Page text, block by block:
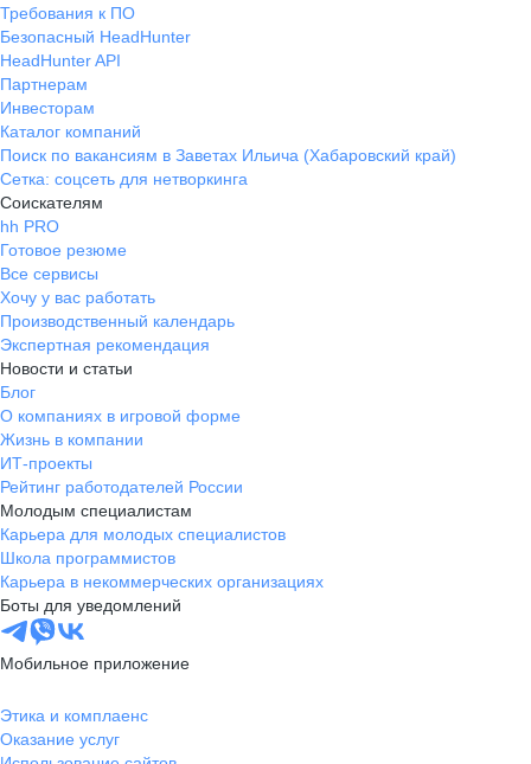
Требования к ПО
Безопасный HeadHunter
HeadHunter API
Партнерам
Инвесторам
Каталог компаний
Поиск по вакансиям в Заветах Ильича (Хабаровский край)
Сетка: соцсеть для нетворкинга
Соискателям
hh PRO
Готовое резюме
Все сервисы
Хочу у вас работать
Производственный календарь
Экспертная рекомендация
Новости и статьи
Блог
О компаниях в игровой форме
Жизнь в компании
ИТ-проекты
Рейтинг работодателей России
Молодым специалистам
Карьера для молодых специалистов
Школа программистов
Карьера в некоммерческих организациях
Боты для уведомлений
Мобильное приложение
Этика и комплаенс
Оказание услуг